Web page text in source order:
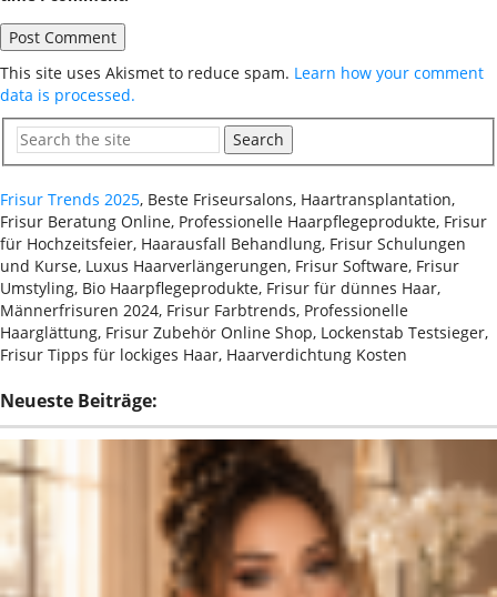
This site uses Akismet to reduce spam. Learn how your comment
data is processed.
Search
Frisur Trends 2025, Beste Friseursalons, Haartransplantation,
Frisur Beratung Online, Professionelle Haarpflegeprodukte, Frisur
für Hochzeitsfeier, Haarausfall Behandlung, Frisur Schulungen
und Kurse, Luxus Haarverlängerungen, Frisur Software, Frisur
Umstyling, Bio Haarpflegeprodukte, Frisur für dünnes Haar,
Männerfrisuren 2024, Frisur Farbtrends, Professionelle
Haarglättung, Frisur Zubehör Online Shop, Lockenstab Testsieger,
Frisur Tipps für lockiges Haar, Haarverdichtung Kosten
Neueste Beiträge: